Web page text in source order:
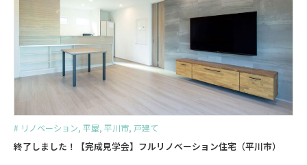
# リノベーション, 平屋, 平川市, 戸建て
終了しました！【完成見学会】フルリノベーション住宅（平川市）